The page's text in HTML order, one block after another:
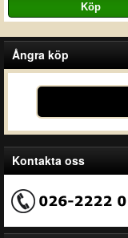
Ångra köp
Kontakta oss